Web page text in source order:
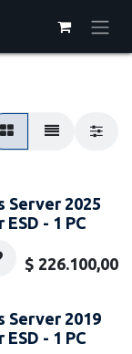
Server 2025
- 1 PC
$ 226.100,00
Server 2019
- 1 PC